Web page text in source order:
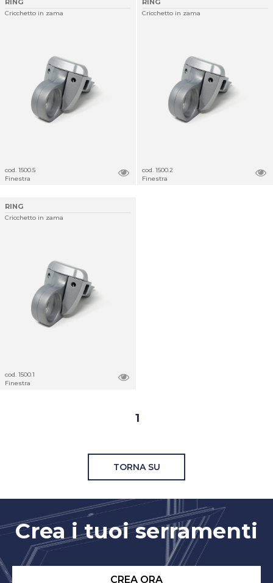
RING
Cricchetto in zama
cod. 1500.5
Finestra
RING
Cricchetto in zama
cod. 1500.2
Finestra
RING
Cricchetto in zama
cod. 1500.1
Finestra
1
TORNA SU
Crea i tuoi serramenti
CREA ORA